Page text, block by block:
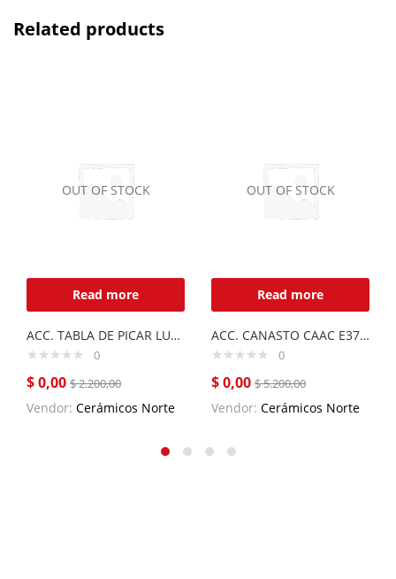
Related products
OUT OF STOCK
Read more
ACC. TABLA DE PICAR LUXOR COMPACT
0
$0,00 $2.200,00
Vendor: Cerámicos Norte
OUT OF STOCK
Read more
ACC. CANASTO CAAC E37 DE ACERO INOXIDABLE
0
$0,00 $5.200,00
Vendor: Cerámicos Norte